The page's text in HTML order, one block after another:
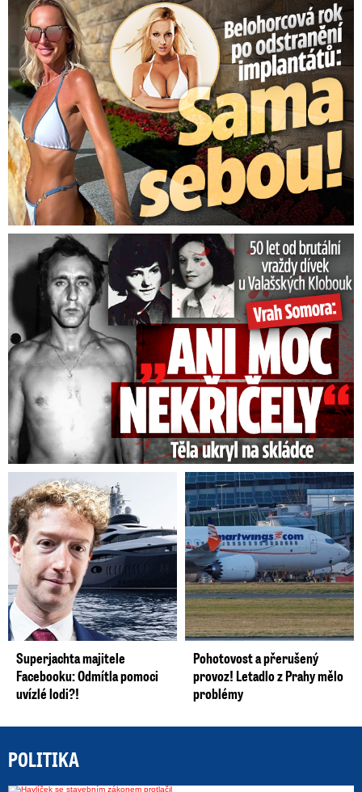
Belohorcová rok po odstranění implantátů: Konečně sama sebou
50 let od běsnění Somory: Těla dívek vrah ukryl na skládce
Superjachta majitele
Facebooku: Odmítla pomoci
uvízlé lodi?!
Pohotovost a přerušený
provoz! Letadlo z Prahy mělo
problémy
POLITIKA